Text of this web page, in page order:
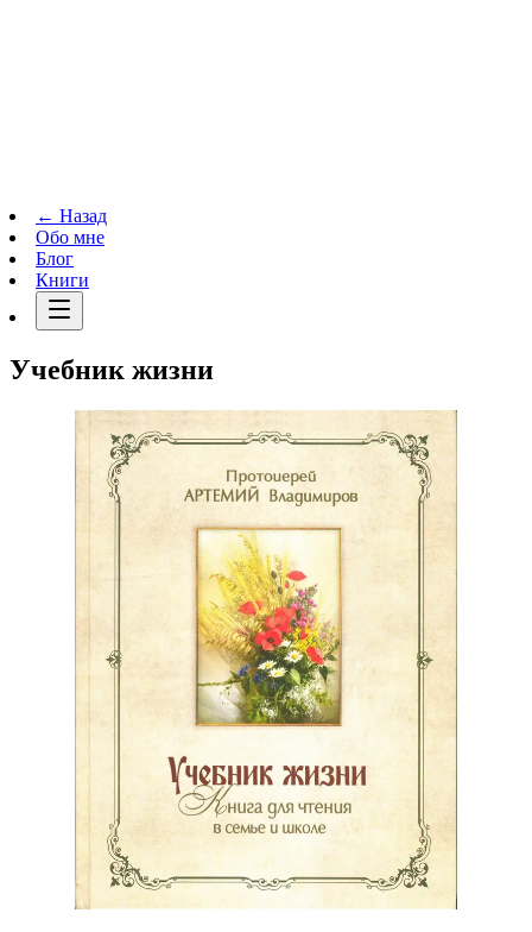
← Назад
Обо мне
Блог
Книги
Учебник жизни